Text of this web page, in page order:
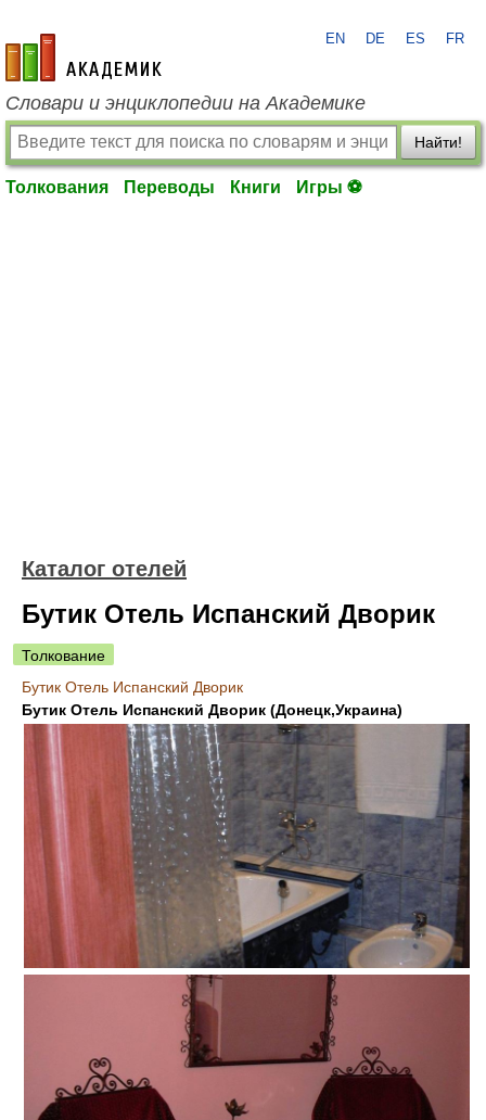
academic.ru
EN DE ES FR
Словари и энциклопедии на Академике
Найти!
Толкования Переводы Книги Игры ⚽
Каталог отелей
Бутик Отель Испанский Дворик
Толкование
Бутик Отель Испанский Дворик
Бутик Отель Испанский Дворик (Донецк,Украина)